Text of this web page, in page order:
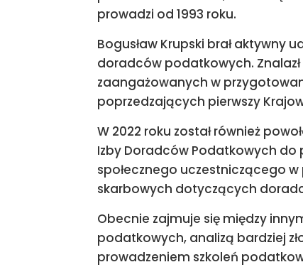
prowadzi od 1993 roku.
Bogusław Krupski brał aktywny
doradców podatkowych. Znalazł
zaangażowanych w
poprzedzających pierwszy
W 2022 roku został również
Izby Doradców Podatkowych do
społecznego uczestniczącego
skarbowych dotyczących
Obecnie zajmuje się między
podatkowych, analizą bardziej
prowadzeniem szkoleń